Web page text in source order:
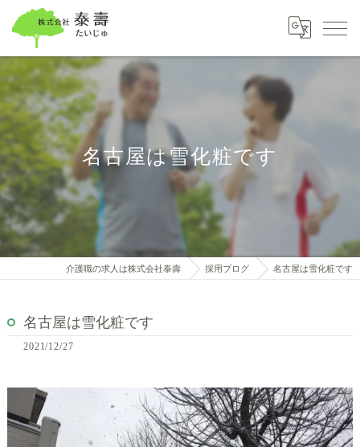
名古屋は雪化粧です
介護職の求人は株式会社泰壽 採用ブログ 名古屋は雪化粧です
名古屋は雪化粧です
2021/12/27